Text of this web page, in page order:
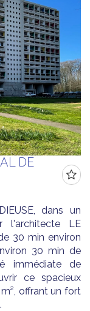
DE
dans un
l'architecte LE
30 min environ
30 min de
immédiate de
ce spacieux
offrant un fort